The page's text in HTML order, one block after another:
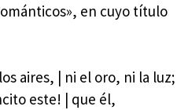
en cuyo título
aires, | ni el oro, ni la luz;
este! | que él,